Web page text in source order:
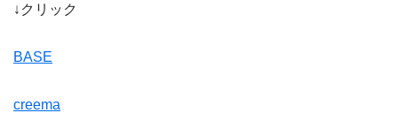
↓クリック
BASE
creema